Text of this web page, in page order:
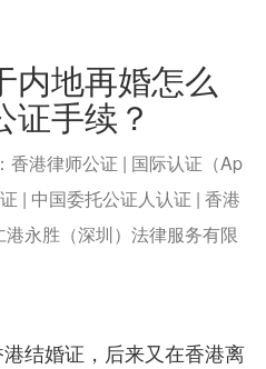
内地再婚怎么
证手续？
港律师公证 | 国际认证（Ap
| 中国委托公证人认证 | 香港
永胜（深圳）法律服务有限
结婚证，后来又在香港离